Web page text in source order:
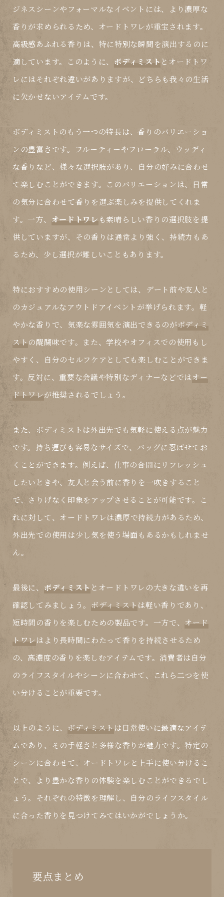
ジネスシーンやフォーマルなイベントには、より濃厚な
香りが求められるため、 オードトワレが重宝されます。
高級感あふれる香りは、特に特別な瞬間を演出するのに
適しています。このように、 ボディミスト と オードトワ
レにはそれぞれ違いがありますが、どちらも我々の生活
に欠かせないアイテムです。
ボディミスト のもう一つの特長は、香りのバリエーショ
ンの豊富さです。フルーティーやフローラル、ウッディ
な香りなど、様々な選択肢があり、自分の好みに合わせ
て楽しむことができます。このバリエーションは、日常
の気分に合わせて香りを選ぶ楽しみを提供してくれま
す。一方、 オードトワレも素晴らしい香りの選択肢を提
供していますが、その香りは通常より強く、持続力もあ
るため、少し選択が難しいこともあります。
特におすすめの使用シーンとしては、デート前や友人と
のカジュアルなアウトドアイベントが挙げられます。軽
やかな香りで、気楽な雰囲気を演出できるのがボディミ
スト の醍醐味です。また、学校やオフィスでの使用もし
やすく、自分のセルフケアとしても楽しむことができま
す。反対に、重要な会議や特別なディナーなどではオー
ドトワレが推奨されるでしょう。
また、ボディミストは外出先でも気軽に使える点が魅力
です。持ち運びも容易なサイズで、バッグに忍ばせてお
くことができます。例えば、仕事の合間にリフレッシュ
したいときや、友人と会う前に香りを一吹きすること
で、さりげなく印象をアップさせることが可能です。こ
れに対して、 オードトワレは濃厚で持続力があるため、
外出先での使用は少し気を使う場面もあるかもしれませ
ん。
最後に、 ボディミスト と オードトワレの大きな違いを再
確認してみましょう。 ボディミスト は軽い香りであり、
短時間の香りを楽しむための製品です。一方で、 オード
トワレはより長時間にわたって香りを持続させるため
の、高濃度の香りを楽しむアイテムです。消費者は自分
のライフスタイルやシーンに合わせて、これら二つを使
い分けることが重要です。
以上のように、 ボディミスト は日常使いに最適なアイテ
ムであり、その手軽さと多様な香りが魅力です。特定の
シーンに合わせて、 オードトワレ と上手に使い分けるこ
とで、より豊かな香りの体験を楽しむことができるでし
ょう。それぞれの特徴を理解し、自分のライフスタイル
に合った香りを見つけてみてはいかがでしょうか。
要点まとめ